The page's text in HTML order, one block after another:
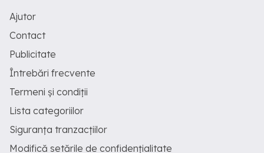
Ajutor
Contact
Publicitate
Întrebări frecvente
Termeni și condiții
Lista categoriilor
Siguranța tranzacțiilor
Modifică setările de confidențialitate